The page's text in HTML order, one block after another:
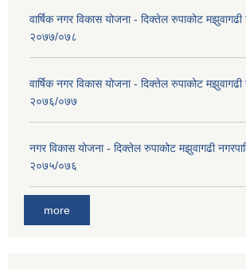
वार्षिक नगर विकास योजना - दिक्तेल रुपाकोट
२०७७/०७८
वार्षिक नगर विकास योजना - दिक्तेल रुपाकोट
२०७६/०७७
नगर विकास योजना - दिक्तेल रुपाकोट मझुवागढी
२०७५/०७६
more